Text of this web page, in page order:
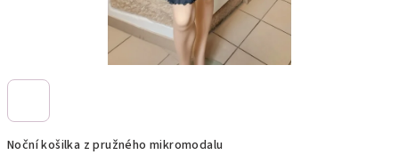
Noční košilka z pružného mikromodalu